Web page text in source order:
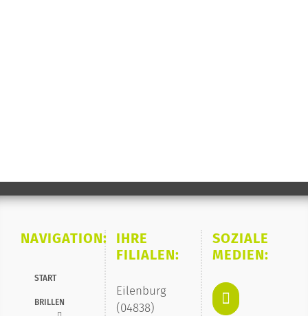
NAVIGATION:
START
BRILLEN
IHRE
FILIALEN:
Eilenburg
(04838)
SOZIALE
MEDIEN: